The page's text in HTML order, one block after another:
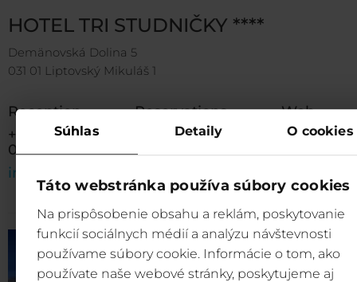
Súhlas Detaily O cookies
Táto webstránka používa súbory cookies
Na prispôsobenie obsahu a reklám, poskytovanie
funkcií sociálnych médií a analýzu návštevnosti
používame súbory cookie. Informácie o tom, ako
používate naše webové stránky, poskytujeme aj
HOTEL TRI STUDNIČKY ****
Demänovská Dolina 5
031 01 Liptovský Mikuláš 1
Reception
+421 44 547 80
00
info@tristudnicky.sk
Reservations
+421 44 290 13 22
reservation@tristudnicky.sk
Web
Hotel Tri